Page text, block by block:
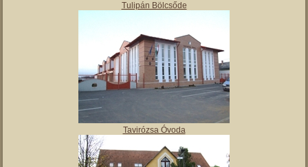
Tulipán Bölcsőde
Tavirózsa Óvoda